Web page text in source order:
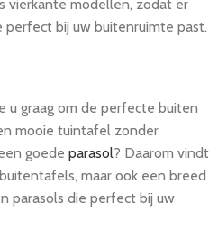
vierkante modellen, zodat er
bij uw buitenruimte past.
u graag om de perfecte buiten
mooie tuintafel zonder
goede parasol? Daarom vindt
maar ook een breed
parasols die perfect bij uw